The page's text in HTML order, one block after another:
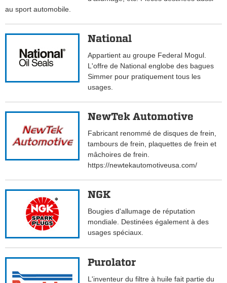
au sport automobile.
National
Appartient au groupe Federal Mogul.
L'offre de National englobe des bagues
Simmer pour pratiquement tous les
usages.
NewTek Automotive
Fabricant renommé de disques de frein,
tambours de frein, plaquettes de frein et
mâchoires de frein.
https://newtekautomotiveusa.com/
NGK
Bougies d'allumage de réputation
mondiale. Destinées également à des
usages spéciaux.
Purolator
L'inventeur du filtre à huile fait partie du